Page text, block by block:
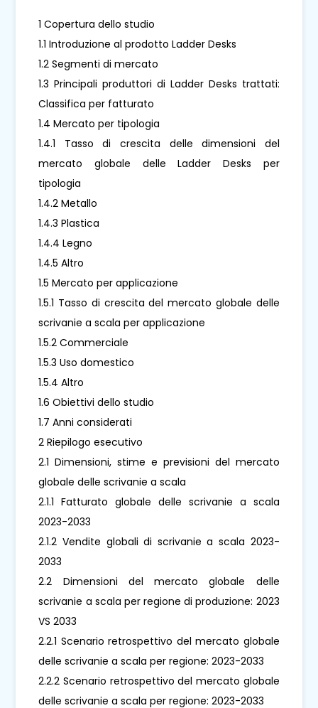
1 Copertura dello studio
1.1 Introduzione al prodotto Ladder Desks
1.2 Segmenti di mercato
1.3 Principali produttori di Ladder Desks trattati:
Classifica per fatturato
1.4 Mercato per tipologia
1.4.1 Tasso di crescita delle dimensioni del
mercato globale delle Ladder Desks per
tipologia
1.4.2 Metallo
1.4.3 Plastica
1.4.4 Legno
1.4.5 Altro
1.5 Mercato per applicazione
1.5.1 Tasso di crescita del mercato globale delle
scrivanie a scala per applicazione
1.5.2 Commerciale
1.5.3 Uso domestico
1.5.4 Altro
1.6 Obiettivi dello studio
1.7 Anni considerati
2 Riepilogo esecutivo
2.1 Dimensioni, stime e previsioni del mercato
globale delle scrivanie a scala
2.1.1 Fatturato globale delle scrivanie a scala
2023-2033
2.1.2 Vendite globali di scrivanie a scala 2023-
2033
2.2 Dimensioni del mercato globale delle
scrivanie a scala per regione di produzione: 2023
VS 2033
2.2.1 Scenario retrospettivo del mercato globale
delle scrivanie a scala per regione: 2023-2033
2.2.2 Scenario retrospettivo del mercato globale
delle scrivanie a scala per regione: 2023-2033